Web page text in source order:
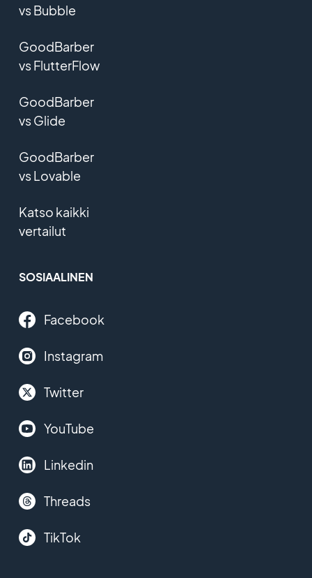
vs Bubble
GoodBarber
vs FlutterFlow
GoodBarber
vs Glide
GoodBarber
vs Lovable
Katso kaikki
vertailut
SOSIAALINEN
Facebook
Instagram
Twitter
YouTube
Linkedin
Threads
TikTok